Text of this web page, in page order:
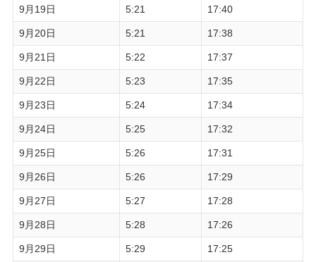
9月19日 5:21 17:40
9月20日 5:21 17:38
9月21日 5:22 17:37
9月22日 5:23 17:35
9月23日 5:24 17:34
9月24日 5:25 17:32
9月25日 5:26 17:31
9月26日 5:26 17:29
9月27日 5:27 17:28
9月28日 5:28 17:26
9月29日 5:29 17:25